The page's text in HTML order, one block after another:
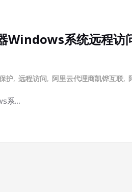
Windows系统远程访
护, 远程访问, 阿里云代理商凯铧互联,
系…